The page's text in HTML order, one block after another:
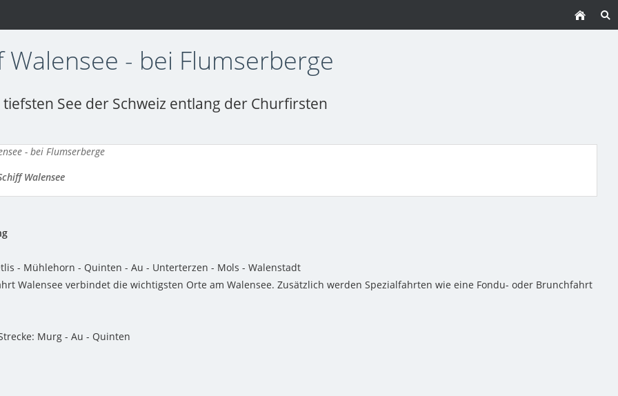
Walensee - bei Flumserberge
See der Schweiz entlang der Churfirsten
Walensee
- Mühlehorn - Quinten - Au - Unterterzen - Mols - Walenstadt
Walensee verbindet die wichtigsten Orte am Walensee. Zusätzlich werden Spezialfahrten wie eine Fondu- oder Brunchfahrt
Murg - Au - Quinten